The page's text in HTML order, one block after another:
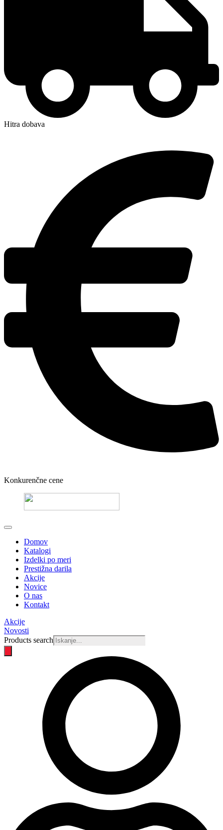
Hitra dobava
Konkurenčne cene
Domov
Katalogi
Izdelki po meri
Prestižna darila
Akcije
Novice
O nas
Kontakt
Akcije
Novosti
Products search